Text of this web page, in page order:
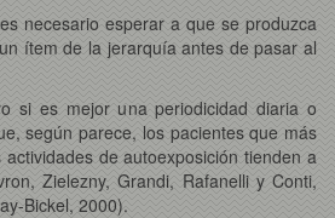
necesario esperar a que se produzca
ítem de la jerarquía antes de pasar al
si es mejor una periodicidad diaria o
según parece, los pacientes que más
de autoexposición tienden a
Zielezny, Grandi, Rafanelli y Conti,
Bickel, 2000).